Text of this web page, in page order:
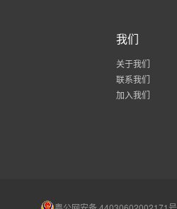
我们
关于我们
联系我们
加入我们